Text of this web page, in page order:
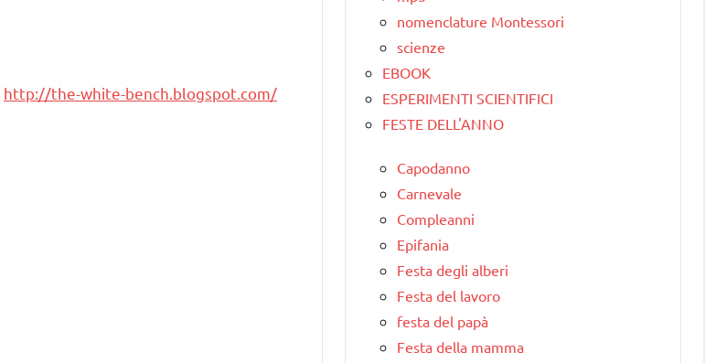
http://the-white-bench.blogspot.com/
nomenclature Montessori
scienze
EBOOK
ESPERIMENTI SCIENTIFICI
FESTE DELL'ANNO
Capodanno
Carnevale
Compleanni
Epifania
Festa degli alberi
Festa del lavoro
festa del papà
Festa della mamma